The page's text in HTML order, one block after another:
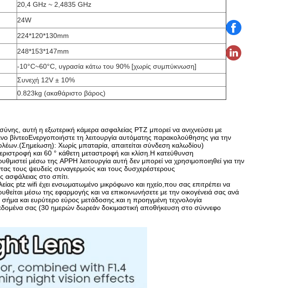
20,4 GHz ~ 2,4835 GHz
24W
224*120*130mm
248*153*147mm
-10°C~60°C, υγρασία κάτω του 90% [χωρίς συμπύκνωση]
Συνεχή 12V ± 10%
0.823kg (ακαθάριστο βάρος)
αυτή η εξωτερική κάμερα ασφαλείας PTZ μπορεί να ανιχνεύσει με
βίντεοΕνεργοποιήστε τη λειτουργία αυτόματης παρακολούθησης για την
Χωρίς μπαταρία, απαιτείται σύνδεση καλωδίου)
και 60 ° κάθετη μεταστροφή και κλίση.Η κατεύθυνση
μέσω της APPΗ λειτουργία αυτή δεν μπορεί να χρησιμοποιηθεί για την
τους ψευδείς συναγερμούς και τους δυσχερέστερους
στο σπίτι.
ptz wifi έχει ενσωματωμένο μικρόφωνο και ηχείο,που σας επιτρέπει να
μέσω της εφαρμογής και να επικοινωνήσετε με την οικογένειά σας ανά
και ευρύτερο εύρος μετάδοσης.και η προηγμένη τεχνολογία
σας (30 ημερών δωρεάν δοκιμαστική αποθήκευση στο σύννεφο